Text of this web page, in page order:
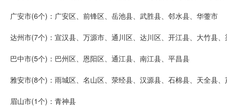
广安市(6个)：广安区、前锋区、岳池县、武胜县、邻水县、华蓥市
达州市(7个)：宣汉县、万源市、通川区、达川区、开江县、大竹县、
巴中市(5个)：巴州区、恩阳区、通江县、南江县、平昌县
雅安市(8个)：雨城区、名山区、荥经县、汉源县、石棉县、天全县
眉山市(1个)：青神县